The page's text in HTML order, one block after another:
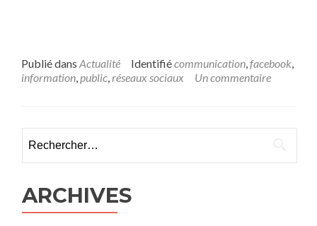
Publié dans Actualité Identifiécommunication,facebook,
information,public,réseaux sociaux Un commentaire
ARCHIVES